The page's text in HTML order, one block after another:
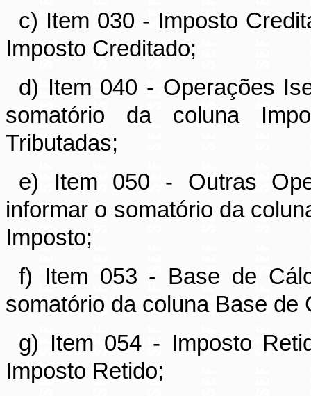
c) Item 030 - Imposto
Imposto Creditado;
d) Item 040 - Operações
somatório da coluna
Tributadas;
e) Item 050 - Outras
informar o somatório da
Imposto;
f) Item 053 - Base de
somatório da coluna Base de
g) Item 054 - Imposto
Imposto Retido;